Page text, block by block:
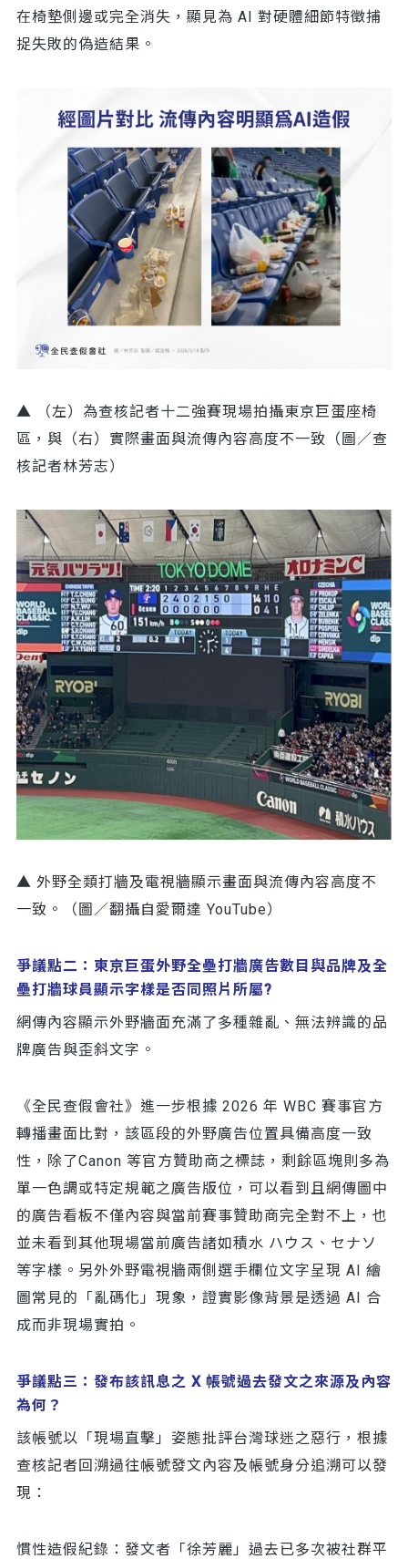
在椅墊側邊或完全消失，顯見為 AI 對硬體細節特徵捕
捉失敗的偽造結果。
▲ （左）為查核記者十二強賽現場拍攝東京巨蛋座椅
區，與（右）實際畫面與流傳內容高度不一致（圖／查
核記者林芳志）
▲ 外野全類打牆及電視牆顯示畫面與流傳內容高度不
一致。（圖／翻攝自愛爾達 YouTube）
爭議點二：東京巨蛋外野全壘打牆廣告數目與品牌及全
壘打牆球員顯示字樣是否同照片所屬?
網傳內容顯示外野牆面充滿了多種雜亂、無法辨識的品
牌廣告與歪斜文字。
《全民查假會社》進一步根據 2026 年 WBC 賽事官方
轉播畫面比對，該區段的外野廣告位置具備高度一致
性，除了Canon 等官方贊助商之標誌，剩餘區塊則多為
單一色調或特定規範之廣告版位，可以看到且網傳圖中
的廣告看板不僅內容與當前賽事贊助商完全對不上，也
並未看到其他現場當前廣告諸如積水 ハウス、セナソ
等字樣。另外外野電視牆兩側選手欄位文字呈現 AI 繪
圖常見的「亂碼化」現象，證實影像背景是透過 AI 合
成而非現場實拍。
爭議點三：發布該訊息之 X 帳號過去發文之來源及內容
為何？
該帳號以「現場直擊」姿態批評台灣球迷之惡行，根據
查核記者回溯過往帳號發文內容及帳號身分追溯可以發
現：
慣性造假紀錄：發文者「徐芳麗」過去已多次被社群平